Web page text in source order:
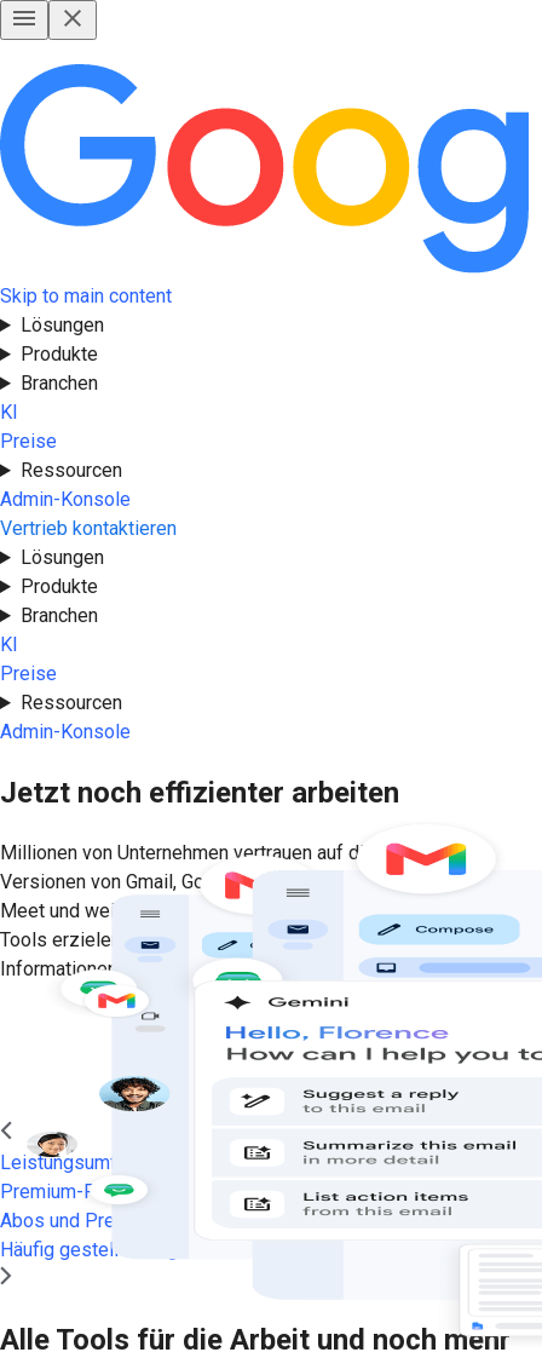
Skip to main content
Lösungen
Produkte
Branchen
KI
Preise
Ressourcen
Admin-Konsole
Vertrieb kontaktieren
Lösungen
Produkte
Branchen
KI
Preise
Ressourcen
Admin-Konsole
Jetzt noch effizienter arbeiten
Millionen von Unternehmen vertrauen auf die Premium-
Versionen von Gmail, Google Kalender, Google Drive, Google
Meet und weiteren Tools. Dank hilfreicher, personalisierter KI-
Tools erzielen Sie handfeste Ergebnisse, anstatt nur nach
Informationen zu suchen.
Jetzt starten
Leistungsumfang
Premium-Funktionen
Abos und Preise
Häufig gestellte Fragen
Alle Tools für die Arbeit und noch mehr